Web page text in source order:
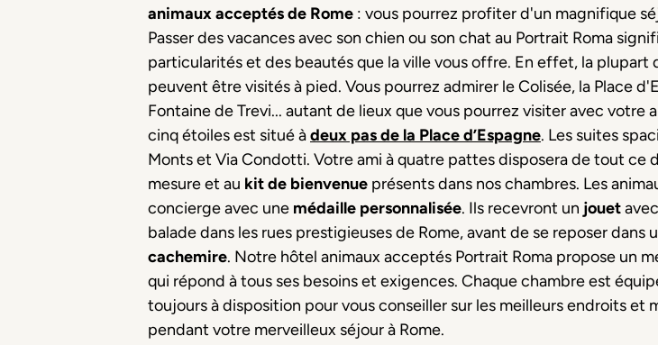
animaux acceptés de Rome : vous pourrez profiter d'un magnifique
Passer des vacances avec son chien ou son chat au Portrait Roma
particularités et des beautés que la ville vous offre. En effet, la
peuvent être visités à pied. Vous pourrez admirer le Colisée, la Place
Fontaine de Trevi... autant de lieux que vous pourrez visiter avec votre
cinq étoiles est situé àdeux pas de la Place d’Espagne. Les suites
Monts et Via Condotti. Votre ami à quatre pattes disposera de tout ce
mesure et au kit de bienvenue présents dans nos chambres. Les
concierge avec une médaille personnalisée. Ils recevront un jouet
balade dans les rues prestigieuses de Rome, avant de se reposer dans
cachemire. Notre hôtel animaux acceptés Portrait Roma propose un
qui répond à tous ses besoins et exigences. Chaque chambre est
toujours à disposition pour vous conseiller sur les meilleurs endroits et
pendant votre merveilleux séjour à Rome.